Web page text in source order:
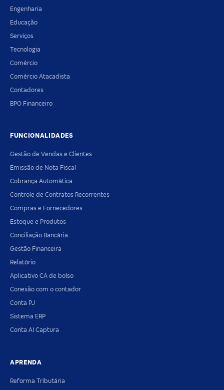
Engenharia
Educação
Serviços
Tecnologia
Comércio
Comércio Atacadista
Contadores
BPO Financeiro
FUNCIONALIDADES
Gestão de Vendas e Clientes
Emissão de Nota Fiscal
Cobrança Automática
Controle de Contratos Recorrentes
Compras e Fornecedores
Estoque e Produtos
Conciliação Bancária
Gestão Financeira
Relatório
Aplicativo CA de bolso
Conexão com o contador
Conta PJ
Sistema ERP
Conta AI Captura
APRENDA
Reforma Tributária